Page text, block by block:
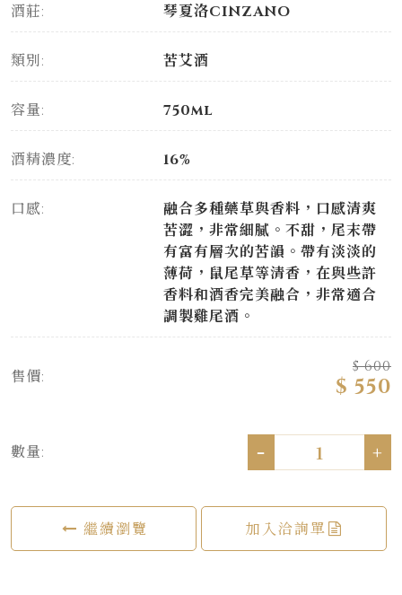
酒莊: 琴夏洛CINZANO
類別: 苦艾酒
容量: 750ml
酒精濃度: 16%
口感:
融合多種藥草與香料，口感清爽
苦澀，非常細膩。不甜，尾末帶
有富有層次的苦韻。帶有淡淡的
薄荷，鼠尾草等清香，在與些許
香料和酒香完美融合，非常適合
調製雞尾酒。
售價:
$ 600
$ 550
數量: - +
繼續瀏覽 加入洽詢單